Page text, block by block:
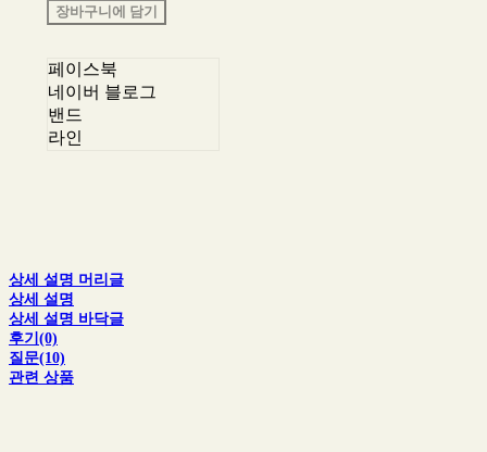
장바구니에 담기
페이스북
네이버 블로그
밴드
라인
상세 설명 머리글
상세 설명
상세 설명 바닥글
후기(0)
질문(10)
관련 상품